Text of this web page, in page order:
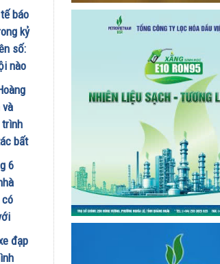
thúc
đưa
báo
kỷ
số:
nào
và
trình
bất
6
Day
đạp